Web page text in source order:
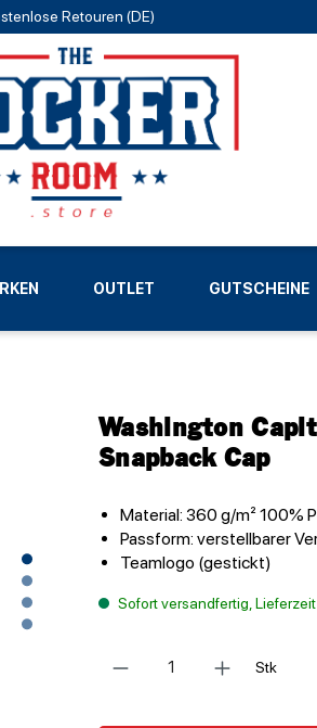
Retouren (DE)
OUTLET GUTSCHEINE
Washington
Snapback Cap
Material: 360 g/m² 100%
Passform: verstellbarer
Teamlogo (gestickt)
Sofort versandfertig,
Stk